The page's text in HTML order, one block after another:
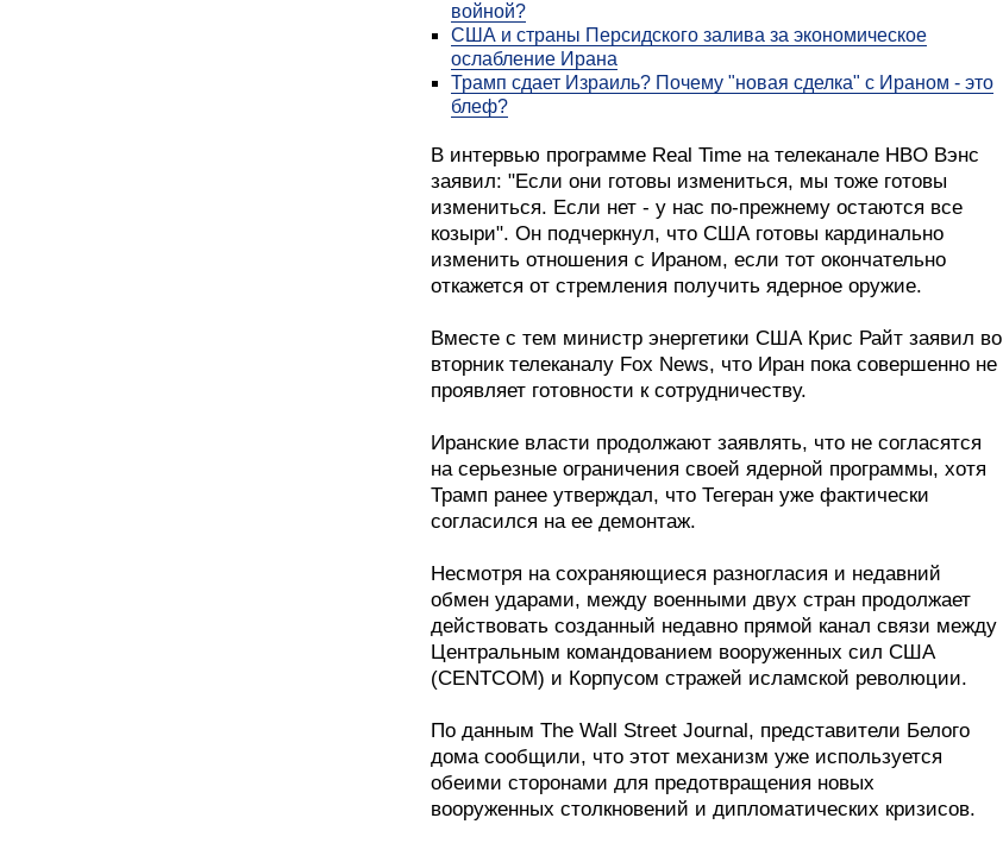
войной?
США и страны Персидского залива за экономическое
ослабление Ирана
Трамп сдает Израиль? Почему "новая сделка" с Ираном - это
блеф?
В интервью программе Real Time на телеканале HBO Вэнс
заявил: "Если они готовы измениться, мы тоже готовы
измениться. Если нет - у нас по-прежнему остаются все
козыри". Он подчеркнул, что США готовы кардинально
изменить отношения с Ираном, если тот окончательно
откажется от стремления получить ядерное оружие.
Вместе с тем министр энергетики США Крис Райт заявил во
вторник телеканалу Fox News, что Иран пока совершенно не
проявляет готовности к сотрудничеству.
Иранские власти продолжают заявлять, что не согласятся
на серьезные ограничения своей ядерной программы, хотя
Трамп ранее утверждал, что Тегеран уже фактически
согласился на ее демонтаж.
Несмотря на сохраняющиеся разногласия и недавний
обмен ударами, между военными двух стран продолжает
действовать созданный недавно прямой канал связи между
Центральным командованием вооруженных сил США
(CENTCOM) и Корпусом стражей исламской революции.
По данным The Wall Street Journal, представители Белого
дома сообщили, что этот механизм уже используется
обеими сторонами для предотвращения новых
вооруженных столкновений и дипломатических кризисов.